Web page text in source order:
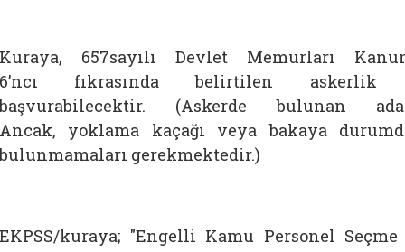
Kuraya, 657sayılı Devlet Memurları
6’ncı fıkrasında belirtilen askerlik
başvurabilecektir. (Askerde bulunan
Ancak, yoklama kaçağı veya bakaya
bulunmamaları gerekmektedir.)
EKPSS/kuraya; "Engelli Kamu Personel